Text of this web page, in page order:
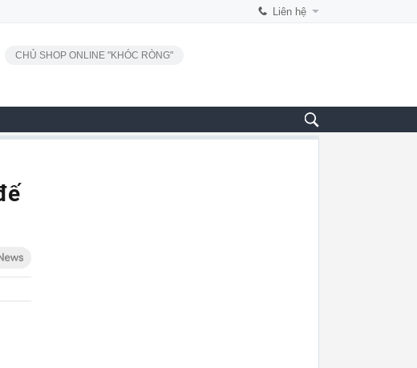
Liên hệ
CHỦ SHOP ONLINE "KHÓC RÒNG"